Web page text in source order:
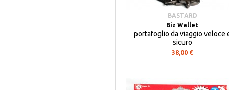
BASTARD
Biz Wallet
portafoglio da viaggio veloce
sicuro
38,00 €